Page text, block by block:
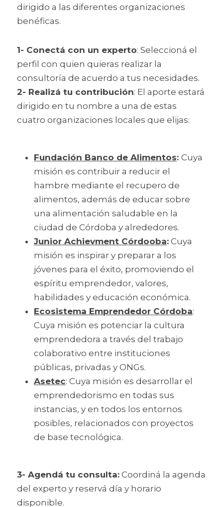
dirigido a las diferentes organizaciones
benéficas.
1- Conectá con un experto: Seleccioná el
perfil con quien quieras realizar la
consultoría de acuerdo a tus necesidades.
2- Realizá tu contribución: El aporte estará
dirigido en tu nombre a una de estas
cuatro organizaciones locales que elijas:
Fundación Banco de Alimentos: Cuya
misión es contribuir a reducir el
hambre mediante el recupero de
alimentos, además de educar sobre
una alimentación saludable en la
ciudad de Córdoba y alrededores.
Junior Achievment Córdooba: Cuya
misión es inspirar y preparar a los
jóvenes para el éxito, promoviendo el
espíritu emprendedor, valores,
habilidades y educación económica.
Ecosistema Emprendedor Córdoba:
Cuya misión es potenciar la cultura
emprendedora a través del trabajo
colaborativo entre instituciones
públicas, privadas y ONGs.
Asetec: Cuya misión es desarrollar el
emprendedorismo en todas sus
instancias, y en todos los entornos
posibles, relacionados con proyectos
de base tecnológica.
3- Agendá tu consulta: Coordiná la agenda
del experto y reservá día y horario
disponible.